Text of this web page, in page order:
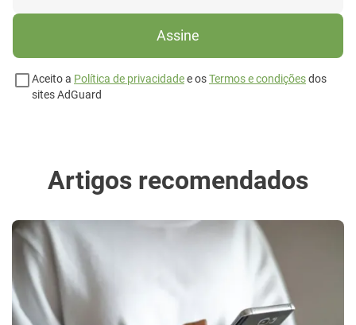
Assine
Aceito a Política de privacidadee osTermos e condiçõesdos
sites AdGuard
Artigos recomendados